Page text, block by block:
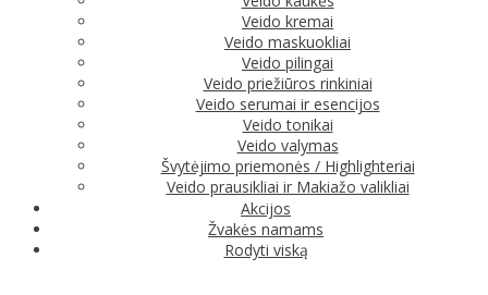
Veido kremai
Veido maskuokliai
Veido pilingai
Veido priežiūros rinkiniai
Veido serumai ir esencijos
Veido tonikai
Veido valymas
Švytėjimo priemonės / Highlighteriai
Veido prausikliai ir Makiažo valikliai
Akcijos
Žvakės namams
Rodyti viską